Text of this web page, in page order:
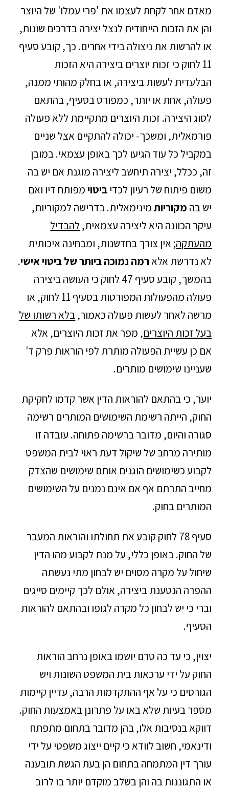
מאדם אחר לקחת לעצמו את 'פרי עמלו' של היוצר
והן את הזכות הייחודית לנצל יצירה בדרכים שונות,
או להרשות את ניצולה בידי אחרים. כך, קובע סעיף
11 לחוק כי זכות יוצרים ביצירה היא הזכות
הבלעדית לעשות ביצירה, או בחלק מהותי ממנה,
פעולה, אחת או יותר, כמפורט בסעיף, בהתאם
לסוג היצירה. זכות היוצרים מתקיימת ללא פעולה
פורמאלית, ומשכך- יכולה להתקיים אצל שניים
במקביל כל עוד הגיעו לכך באופן עצמאי. במובן
זה, ככלל, יצירה תיחשב ליצירה מוגנת אם יש בה
משום פיתוח של רעיון לכדיביטוימפותח דיו ואם
יש בה מקוריותמינימאלית. בדרישה למקוריות,
עיקר הכוונה היא ליצירה עצמאית, להבדיל
מהעתקה; אין צורך בחדשנות, ומבחינה איכותית
לא נדרשת אלארמה נמוכה ביותר של ביטוי אישי.
בהמשך, קובע סעיף 47 לחוק כי העושה ביצירה
פעולה מהפעולות המפורטות בסעיף 11 לחוק, או
מרשה לאחר לעשות פעולה כאמור,בלא רשותו של
בעל זכות היוצרים, מפר את זכות היוצרים, אלא
אם כן עשיית הפעולה מותרת לפי הוראות פרק ד'
שעניינו שימושים מותרים.
יוער, כי בהתאם להוראות הדין אשר קדמו לחקיקת
החוק, הייתה רשימת השימושים המותרים רשימה
סגורה והיום, מדובר ברשימה פתוחה. עובדה זו
מותירה מרחב של שיקול דעת ראוי לבית המשפט
לקבוע כשימושים הוגנים אותם שימושים שהצדק
מחייב התרתם אף אם אינם נמנים על השימושים
המותרים בחוק.
סעיף 78 לחוק קובע את תחולתו והוראות המעבר
של החוק. באופן כללי, על מנת לקבוע מהו הדין
שיחול על מקרה מסוים יש לבחון מתי נעשתה
ההפרה הנטענת ביצירה, אולם לכך קיימים סייגים
וברי כי יש לבחון כל מקרה לגופו ובהתאם להוראות
הסעיף.
יצוין, כי עד כה טרם יושמו באופן נרחב הוראות
החוק על ידי ערכאות בית המשפט השונות ויש
הגורסים כי על אף ההתקדמות הרבה, עדיין קיימות
מספר בעיות שלא באו על פתרונן באמצעות החוק.
דווקא בנסיבות אלו, בהן מדובר בתחום מתפתח
ודינאמי, חשוב לוודא כי קיים ייצוג משפטי על ידי
עורך דין המתמחה בתחום הן בעת הגשת תובענה
או התגוננות בה והן בשלב מוקדם יותר בו לרוב